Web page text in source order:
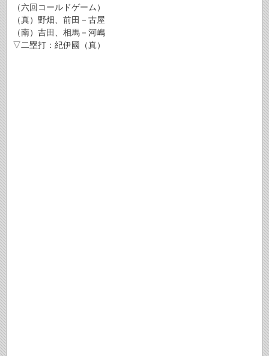
（六回コールドゲーム）
（真）野畑、前田－古屋
（南）吉田、相馬－河嶋
▽二塁打：紀伊國（真）